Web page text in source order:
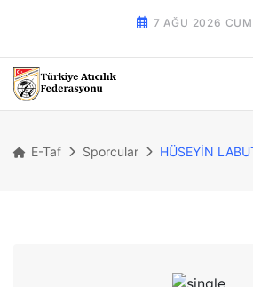
7 AĞU 2026
E-Taf Sporcular HÜSEYİN